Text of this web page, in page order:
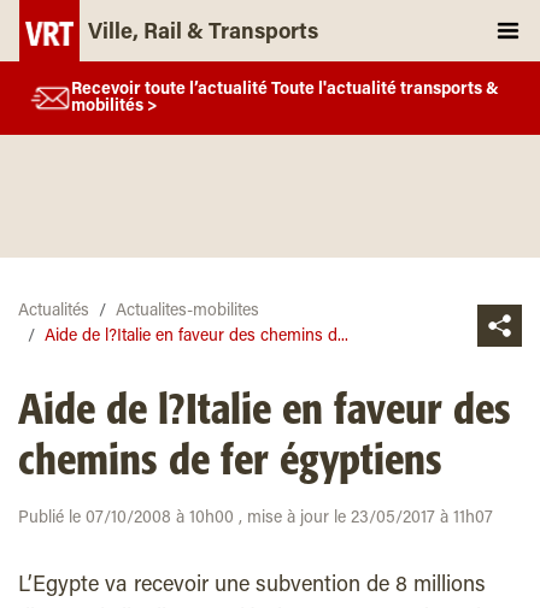
Ville, Rail & Transports
Recevoir toute l’actualité Toute l'actualité transports &
mobilités >
Actualités
Actualites-mobilites
Aide de l?Italie en faveur des chemins d...
Aide de l?Italie en faveur des
chemins de fer égyptiens
Publié le 07/10/2008 à 10h00 , mise à jour le 23/05/2017 à 11h07
L’Egypte va recevoir une subvention de 8 millions